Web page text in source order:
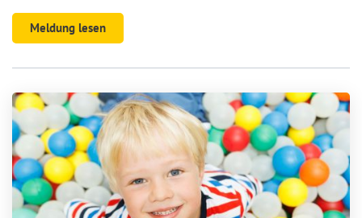
Meldung lesen